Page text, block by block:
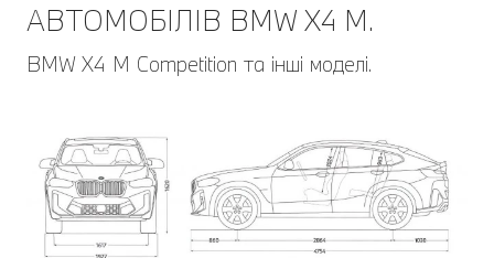
АВТОМОБІЛІВ BMW X4 M.
BMW X4 M Competition та інші моделі.